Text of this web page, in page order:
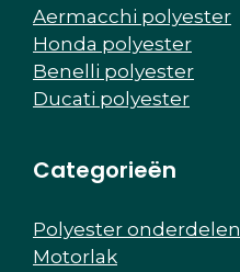
Aermacchi polyester
Honda polyester
Benelli polyester
Ducati polyester
Categorieën
Polyester onderdelen
Motorlak